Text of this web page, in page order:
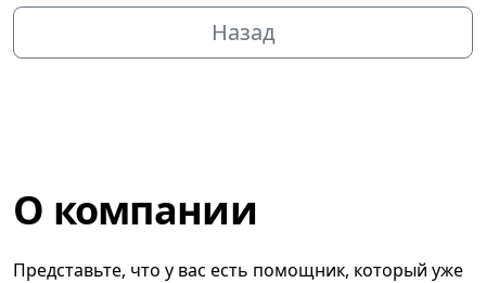
Назад
О компании
Представьте, что у вас есть помощник, который уже